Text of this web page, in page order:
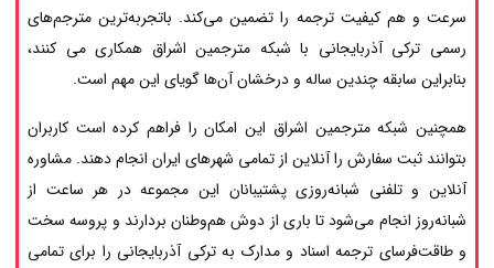
سرعت و هم کیفیت ترجمه را تضمین می‌کند. باتجربه‌ترین مترجم‌های
رسمی ترکی آذربایجانی با شبکه مترجمین اشراق همکاری می کنند،
بنابراین سابقه چندین ساله و درخشان آن‌ها گویای این مهم است.
همچنین شبکه مترجمین اشراق این امکان را فراهم کرده است کاربران
بتوانند ثبت سفارش را آنلاین از تمامی شهرهای ایران انجام دهند. مشاوره
آنلاین و تلفنی شبانه‌روزی پشتیبانان این مجموعه در هر ساعت از
شبانه‌روز انجام می‌شود تا باری از دوش هم‌وطنان بردارند و پروسه سخت
و طاقت‌فرسای ترجمه اسناد و مدارک به ترکی آذربایجانی را برای تمامی